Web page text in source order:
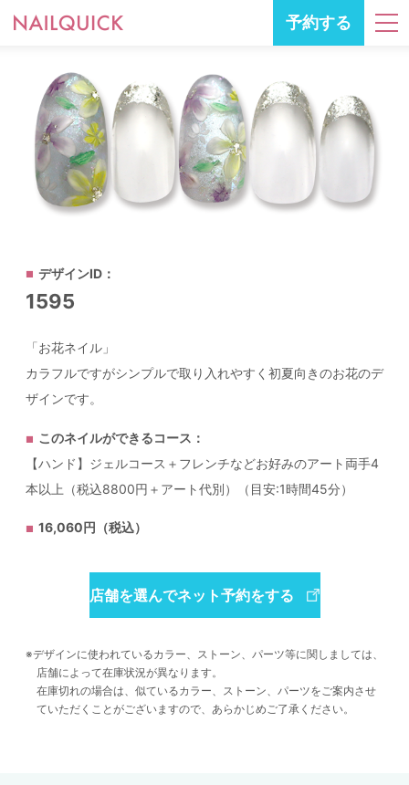
予約する
デザインID：
1595
「お花ネイル」
カラフルですがシンプルで取り入れやすく初夏向きのお花のデ
ザインです。
このネイルができるコース：
【ハンド】ジェルコース＋フレンチなどお好みのアート両手4
本以上（税込8800円＋アート代別）（目安:1時間45分）
16,060円（税込）
店舗を選んでネット予約をする
デザインに使われているカラー、ストーン、パーツ等に関しましては、
店舗によって在庫状況が異なります。
在庫切れの場合は、似ているカラー、ストーン、パーツをご案内させ
ていただくことがございますので、あらかじめご了承ください。